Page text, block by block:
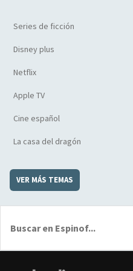
Series de ficción
Disney plus
Netflix
Apple TV
Cine español
La casa del dragón
VER MÁS TEMAS